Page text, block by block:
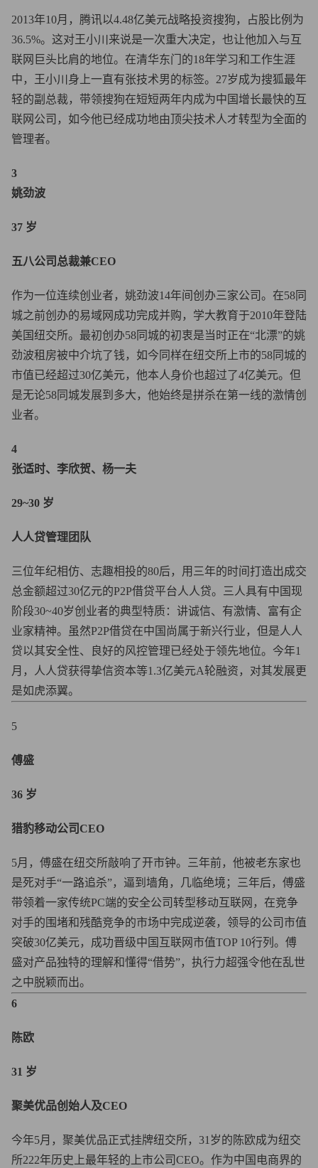
2013年10月，腾讯以4.48亿美元战略投资搜狗，占股比例为
36.5%。这对王小川来说是一次重大决定，也让他加入与互
联网巨头比肩的地位。在清华东门的18年学习和工作生涯
中，王小川身上一直有张技术男的标签。27岁成为搜狐最年
轻的副总裁，带领搜狗在短短两年内成为中国增长最快的互
联网公司，如今他已经成功地由顶尖技术人才转型为全面的
管理者。
3
姚劲波
37 岁
五八公司总裁兼CEO
作为一位连续创业者，姚劲波14年间创办三家公司。在58同
城之前创办的易域网成功完成并购，学大教育于2010年登陆
美国纽交所。最初创办58同城的初衷是当时正在“北漂”的姚
劲波租房被中介坑了钱，如今同样在纽交所上市的58同城的
市值已经超过30亿美元，他本人身价也超过了4亿美元。但
是无论58同城发展到多大，他始终是拼杀在第一线的激情创
业者。
4
张适时、李欣贺、杨一夫
29~30 岁
人人贷管理团队
三位年纪相仿、志趣相投的80后，用三年的时间打造出成交
总金额超过30亿元的P2P借贷平台人人贷。三人具有中国现
阶段30~40岁创业者的典型特质：讲诚信、有激情、富有企
业家精神。虽然P2P借贷在中国尚属于新兴行业，但是人人
贷以其安全性、良好的风控管理已经处于领先地位。今年1
月，人人贷获得挚信资本等1.3亿美元A轮融资，对其发展更
是如虎添翼。
5
傅盛
36 岁
猎豹移动公司CEO
5月，傅盛在纽交所敲响了开市钟。三年前，他被老东家也
是死对手“一路追杀”，逼到墙角，几临绝境；三年后，傅盛
带领着一家传统PC端的安全公司转型移动互联网，在竞争
对手的围堵和残酷竞争的市场中完成逆袭，领导的公司市值
突破30亿美元，成功晋级中国互联网市值TOP 10行列。傅
盛对产品独特的理解和懂得“借势”，执行力超强令他在乱世
之中脱颖而出。
6
陈欧
31 岁
聚美优品创始人及CEO
今年5月，聚美优品正式挂牌纽交所，31岁的陈欧成为纽交
所222年历史上最年轻的上市公司CEO。作为中国电商界的